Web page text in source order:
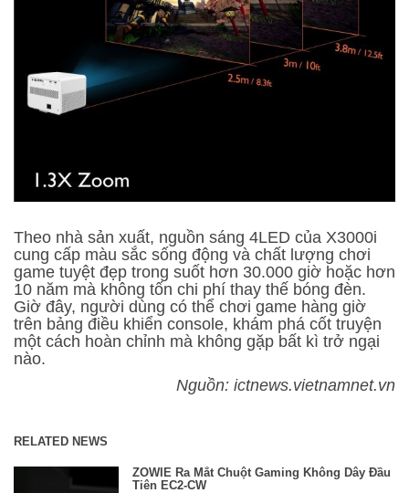
Theo nhà sản xuất, nguồn sáng 4LED của X3000i
cung cấp màu sắc sống động và chất lượng chơi
game tuyệt đẹp trong suốt hơn 30.000 giờ hoặc hơn
10 năm mà không tốn chi phí thay thế bóng đèn.
Giờ đây, người dùng có thể chơi game hàng giờ
trên bảng điều khiển console, khám phá cốt truyện
một cách hoàn chỉnh mà không gặp bất kì trở ngại
nào.
Nguồn: ictnews.vietnamnet.vn
RELATED NEWS
ZOWIE Ra Mắt Chuột Gaming Không Dây Đầu
Tiên EC2-CW